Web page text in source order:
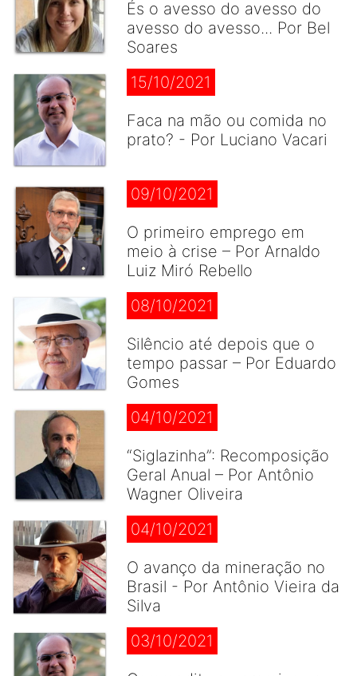
És o avesso do avesso do
avesso do avesso... Por Bel
Soares
15/10/2021
Faca na mão ou comida no
prato? - Por Luciano Vacari
09/10/2021
O primeiro emprego em
meio à crise – Por Arnaldo
Luiz Miró Rebello
08/10/2021
Silêncio até depois que o
tempo passar – Por Eduardo
Gomes
04/10/2021
“Siglazinha”: Recomposição
Geral Anual – Por Antônio
Wagner Oliveira
04/10/2021
O avanço da mineração no
Brasil - Por Antônio Vieira da
Silva
03/10/2021